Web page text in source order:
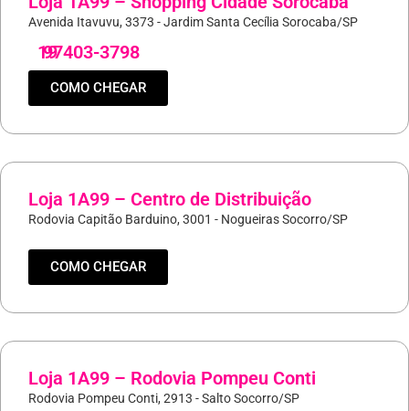
Avenida Itavuvu, 3373 - Jardim Santa Cecília Sorocaba/SP
19
97403-3798
COMO CHEGAR
Loja 1A99 – Centro de Distribuição
Rodovia Capitão Barduino, 3001 - Nogueiras Socorro/SP
COMO CHEGAR
Loja 1A99 – Rodovia Pompeu Conti
Rodovia Pompeu Conti, 2913 - Salto Socorro/SP